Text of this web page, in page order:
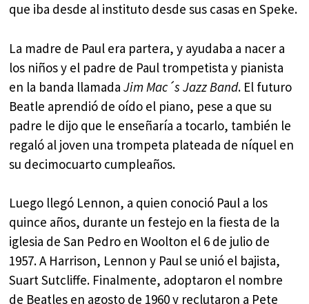
que iba desde al instituto desde sus casas en Speke.
La madre de Paul era partera, y ayudaba a nacer a
los niños y el padre de Paul trompetista y pianista
en la banda llamadaJim Mac´s Jazz Band. El futuro
Beatle aprendió de oído el piano, pese a que su
padre le dijo que le enseñaría a tocarlo, también le
regaló al joven una trompeta plateada de níquel en
su decimocuarto cumpleaños.
Luego llegó Lennon, a quien conoció Paul a los
quince años, durante un festejo en la fiesta de la
iglesia de San Pedro en Woolton el 6 de julio de
1957. A Harrison, Lennon y Paul se unió el bajista,
Suart Sutcliffe. Finalmente, adoptaron el nombre
de Beatles en agosto de 1960 y reclutaron a Pete